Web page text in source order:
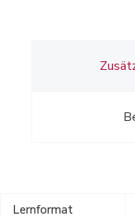
Lernformat